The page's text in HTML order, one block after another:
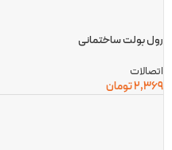
رول بولت ساختمانی
اتصالات
2,369تومان